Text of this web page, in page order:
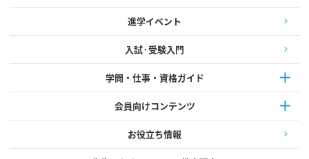
進学イベント
入試·受験入門
学問・仕事・資格ガイド
会員向けコンテンツ
お役立ち情報